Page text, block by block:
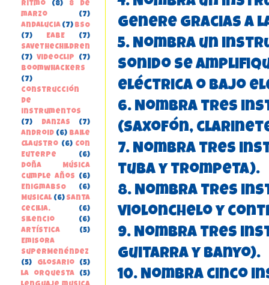
genere gracias a
5. Nombra un
sonido se
eléctrica o bajo
6. Nombra tres
(saxofón,
7. Nombra tres
tuba y trompeta).
8. Nombra tres
violonchelo y
9. Nombra tres
guitarra y banyo).
10. Nombra cinco
Ritmo (8)
8 de
marzo
(7)
Andalucia (7) BSO
(7)
EABE
(7)
SaveTheChildren
(7) Videoclip
(7)
boomwhackers
(7)
construcción
de
instrumentos
(7)
danzas
(7)
Android (6) Baile
Claustro (6) Con
Euterpe
(6)
Doña Música
cumple años
(6)
EnigmaBSO
(6)
Musical (6) Santa
Cecilia.
(6)
Silencio
(6)
Artística
(5)
Emisora
SuperMenéndez
(5)
Glosario
(5)
la orquesta
(5)